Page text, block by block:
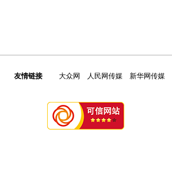
友情链接 大众网 人民网传媒 新华网传媒